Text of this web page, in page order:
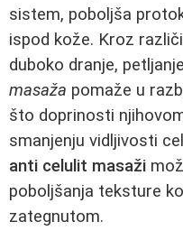
sistem, poboljša
ispod kože. Kroz
duboko dranje,
masaža pomaže u
što doprinosti
smanjenju vidljivosti
anti celulit masaži
poboljšanja teksture
zategnutom.